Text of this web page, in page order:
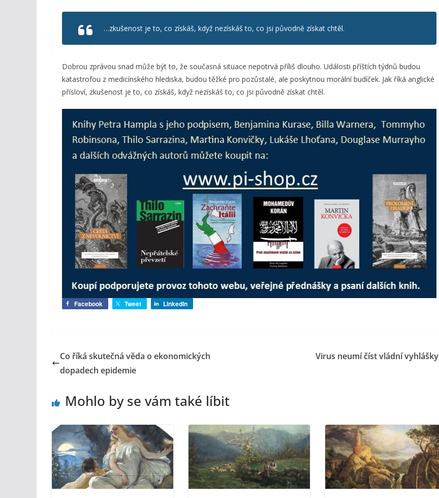
…zkušenost je to, co získáš, když nezískáš to, co jsi původně získat chtěl.
Dobrou zprávou snad může být to, že současná situace nepotrvá příliš dlouho. Události příštích týdnů budou
katastrofou z medicínského hlediska, budou těžké pro pozůstalé, ale poskytnou morální budíček. Jak říká anglické
přísloví, zkušenost je to, co získáš, když nezískáš to, co jsi původně získat chtěl.
Facebook Tweet LinkedIn
Co říká skutečná věda o ekonomických
dopadech epidemie
Virus neumí číst vládní vyhlášky
Mohlo by se vám také líbit